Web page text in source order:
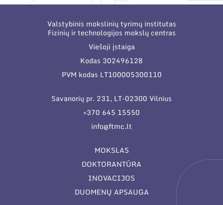
Valstybinis mokslinių tyrimų institutas
Fizinių ir technologijos mokslų centras
Viešoji įstaiga
Kodas 302496128
PVM kodas LT100005300110
Savanorių pr. 231, LT-02300 Vilnius
+370 645 15550
info@ftmc.lt
MOKSLAS
DOKTORANTŪRA
INOVACIJOS
DUOMENŲ APSAUGA